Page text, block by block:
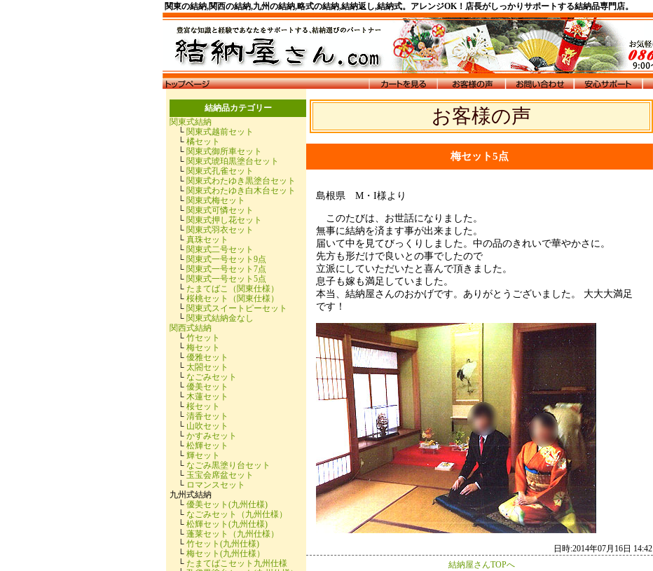
関東の結納,関西の結納,九州の結納,略式の結納,結納返し,結納式。アレンジOK！店長がしっかりサポートする結納品専門店。
お客様の声
梅セット5点
島根県 M・I様より
このたびは、お世話になりました。
無事に結納を済ます事が出来ました。
届いて中を見てびっくりしました。中の品のきれいで華やかさに。
先方も形だけで良いとの事でしたので
立派にしていただいたと喜んで頂きました。
息子も嫁も満足していました。
本当、結納屋さんのおかげです。ありがとうございました。 大大大満足
です！
日時:2014年07月16日 14:42
結納屋さんTOPへ
結納品カテゴリー
関東式結納
└ 関東式越前セット
└ 橘セット
└ 関東式御所車セット
└ 関東式琥珀黒塗台セット
└ 関東式孔雀セット
└ 関東式わたゆき黒塗台セット
└ 関東式わたゆき白木台セット
└ 関東式梅セット
└ 関東式可憐セット
└ 関東式押し花セット
└ 関東式羽衣セット
└ 真珠セット
└ 関東式二号セット
└ 関東式一号セット9点
└ 関東式一号セット7点
└ 関東式一号セット5点
└ たまてばこ（関東仕様）
└ 桜桃セット（関東仕様）
└ 関東式スイートピーセット
└ 関東式結納金なし
関西式結納
└ 竹セット
└ 梅セット
└ 優雅セット
└ 太閤セット
└ なごみセット
└ 優美セット
└ 木蓮セット
└ 桜セット
└ 清香セット
└ 山吹セット
└ かすみセット
└ 松輝セット
└ 輝セット
└ なごみ黒塗り台セット
└ 玉宝会席盆セット
└ ロマンスセット
九州式結納
└ 優美セット(九州仕様)
└ なごみセット（九州仕様）
└ 松輝セット(九州仕様)
└ 蓬莱セット（九州仕様）
└ 竹セット(九州仕様)
└ 梅セット(九州仕様）
└ たまてばこセット九州仕様